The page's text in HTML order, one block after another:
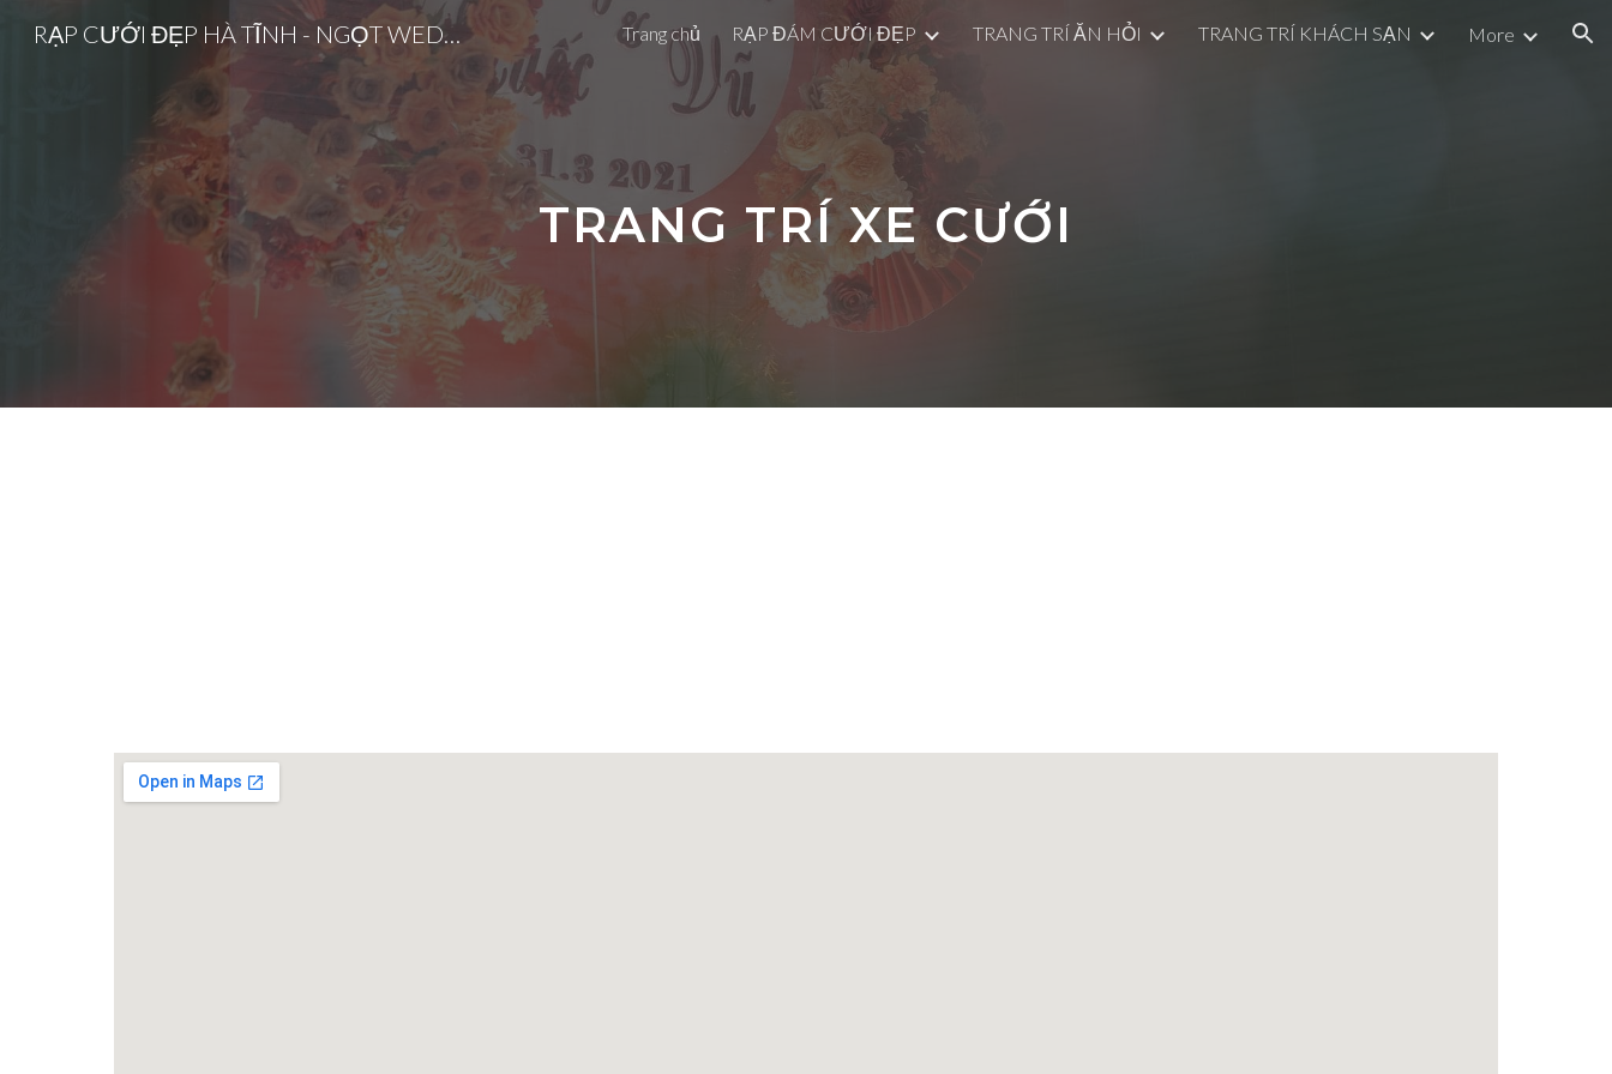
Skip to main content Skip to navigation
RẠP CƯỚI ĐẸP HÀ TĨNH - NGỌT WEDDING Trang chủ RẠP ĐÁM CƯỚI ĐẸP TRANG TRÍ ĂN HỎI TRANG TRÍ KHÁCH SẠN More
TRANG TRÍ XE CƯỚI